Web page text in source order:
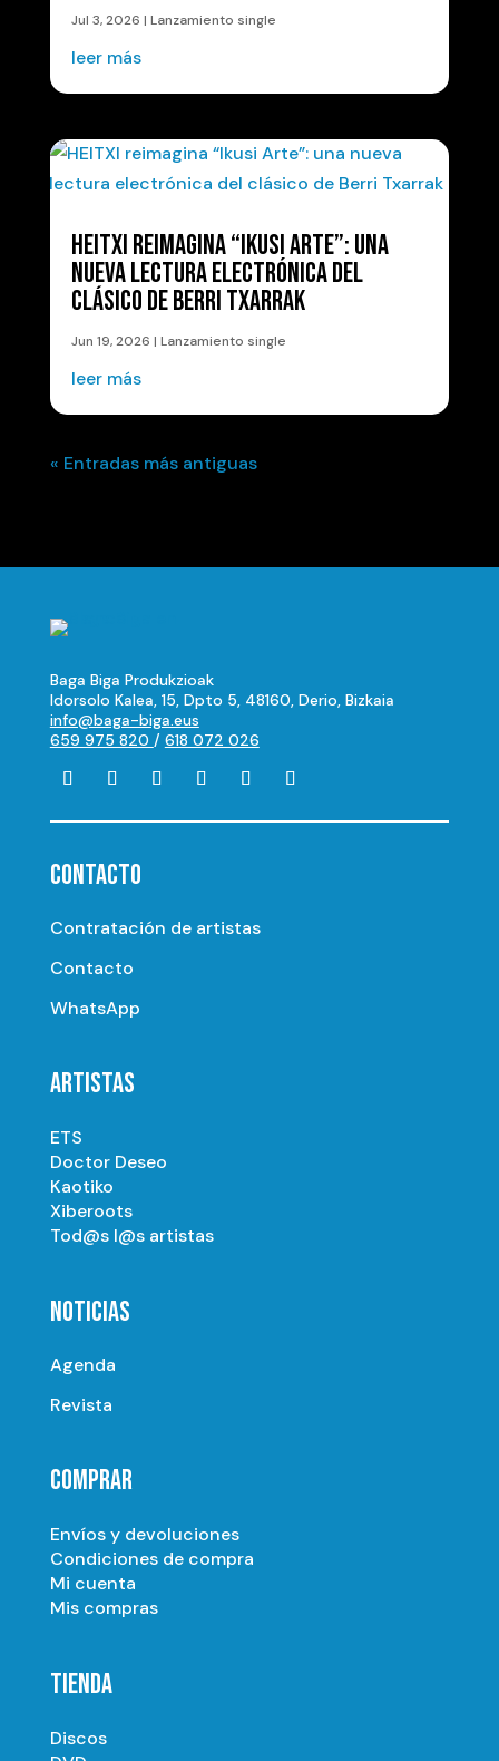
Jul 3, 2026 | Lanzamiento single
leer más
HEITXI REIMAGINA “IKUSI ARTE”: UNA
NUEVA LECTURA ELECTRÓNICA DEL
CLÁSICO DE BERRI TXARRAK
Jun 19, 2026 | Lanzamiento single
leer más
« Entradas más antiguas
Baga Biga Produkzioak
Idorsolo Kalea, 15, Dpto 5, 48160, Derio, Bizkaia
info@baga-biga.eus
659 975 820 / 618 072 026
CONTACTO
Contratación de artistas
Contacto
WhatsApp
ARTISTAS
ETS
Doctor Deseo
Kaotiko
Xiberoots
Tod@s l@s artistas
NOTICIAS
Agenda
Revista
COMPRAR
Envíos y devoluciones
Condiciones de compra
Mi cuenta
Mis compras
TIENDA
Discos